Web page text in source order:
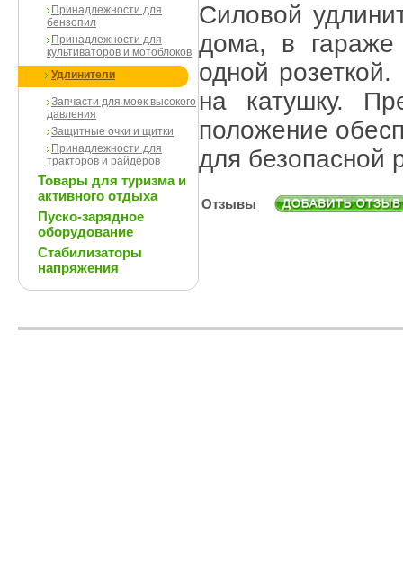
Принадлежности для
бензопил
Принадлежности для
культиваторов и мотоблоков
Удлинители
Запчасти для моек высокого
давления
Защитные очки и щитки
Принадлежности для
тракторов и райдеров
Товары для туризма и
активного отдыха
Пуско-зарядное
оборудование
Стабилизаторы
напряжения
Силовой
дома, в гараже
одной
на катушку.
положение
для безопасной
Отзывы